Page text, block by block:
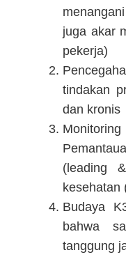
juga akar
pekerja)
tindakan
dan kronis
(leading
kesehatan
Budaya
bahwa
tanggung